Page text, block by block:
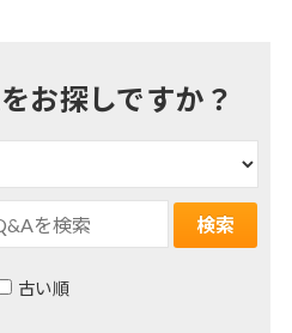
お探しですか？
古い順